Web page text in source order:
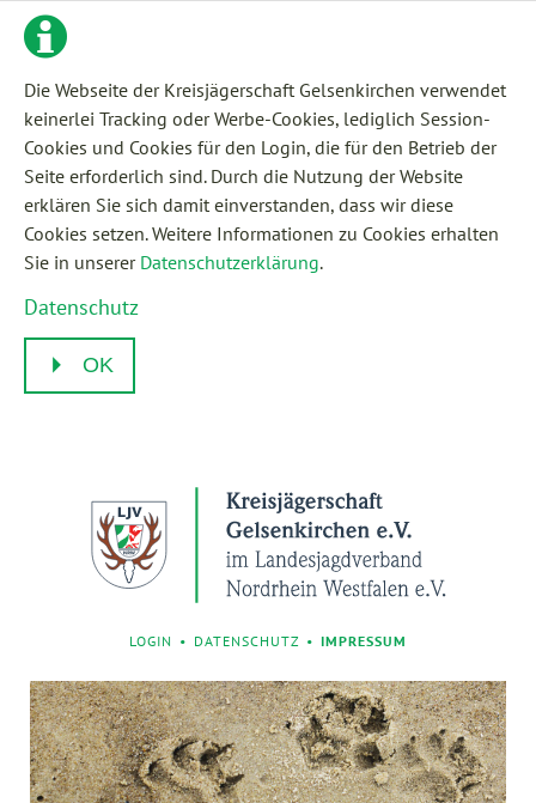
Die Webseite der Kreisjägerschaft Gelsenkirchen verwendet
keinerlei Tracking oder Werbe-Cookies, lediglich Session-
Cookies und Cookies für den Login, die für den Betrieb der
Seite erforderlich sind. Durch die Nutzung der Website
erklären Sie sich damit einverstanden, dass wir diese
Cookies setzen. Weitere Informationen zu Cookies erhalten
Sie in unserer Datenschutzerklärung.
Datenschutz
OK
NAVIGATION
LOGIN DATENSCHUTZ IMPRESSUM